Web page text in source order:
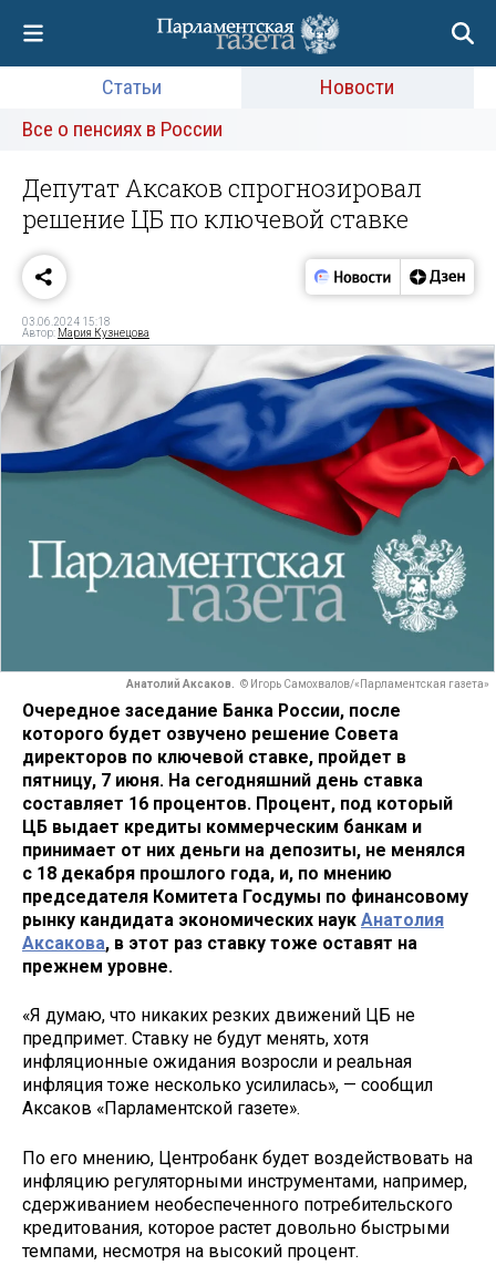
Статьи
Новости
Все о пенсиях в России
Депутат Аксаков спрогнозировал
решение ЦБ по ключевой ставке
03.06.2024 15:18
Автор: Мария Кузнецова
Анатолий Аксаков. © Игорь Самохвалов/«Парламентская газета»
Очередное заседание Банка России, после
которого будет озвучено решение Совета
директоров по ключевой ставке, пройдет в
пятницу, 7 июня. На сегодняшний день ставка
составляет 16 процентов. Процент, под который
ЦБ выдает кредиты коммерческим банкам и
принимает от них деньги на депозиты, не менялся
с 18 декабря прошлого года, и, по мнению
председателя Комитета Госдумы по финансовому
рынку кандидата экономических наук Анатолия
Аксакова, в этот раз ставку тоже оставят на
прежнем уровне.
«Я думаю, что никаких резких движений ЦБ не
предпримет. Ставку не будут менять, хотя
инфляционные ожидания возросли и реальная
инфляция тоже несколько усилилась», — сообщил
Аксаков «Парламентской газете».
По его мнению, Центробанк будет воздействовать на
инфляцию регуляторными инструментами, например,
сдерживанием необеспеченного потребительского
кредитования, которое растет довольно быстрыми
темпами, несмотря на высокий процент.